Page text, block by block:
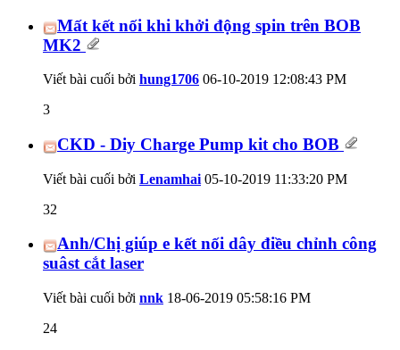
Mất kết nối khi khởi động spin trên BOB
MK2
Viết bài cuối bởi hung1706 06-10-2019 12:08:43 PM
3
CKD - Diy Charge Pump kit cho BOB
Viết bài cuối bởi Lenamhai 05-10-2019 11:33:20 PM
32
Anh/Chị giúp e kết nối dây điều chỉnh công
suâst cắt laser
Viết bài cuối bởi nnk 18-06-2019 05:58:16 PM
24